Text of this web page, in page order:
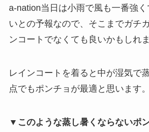
a-nation当日は小雨で風も一番強く
いとの予報なので、そこまでガチ
ンコートでなくても良いかもしれま
レインコートを着ると中が湿気で
点でもポンチョが最適と思います。
▼このような蒸し暑くならないポン